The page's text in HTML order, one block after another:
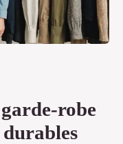
robe
durables